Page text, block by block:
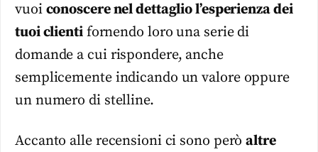
vuoi conoscere nel dettaglio l’esperienza dei
tuoi clientifornendo loro una serie di
domande a cui rispondere, anche
semplicemente indicando un valore oppure
un numero di stelline.
Accanto alle recensioni ci sono peròaltre